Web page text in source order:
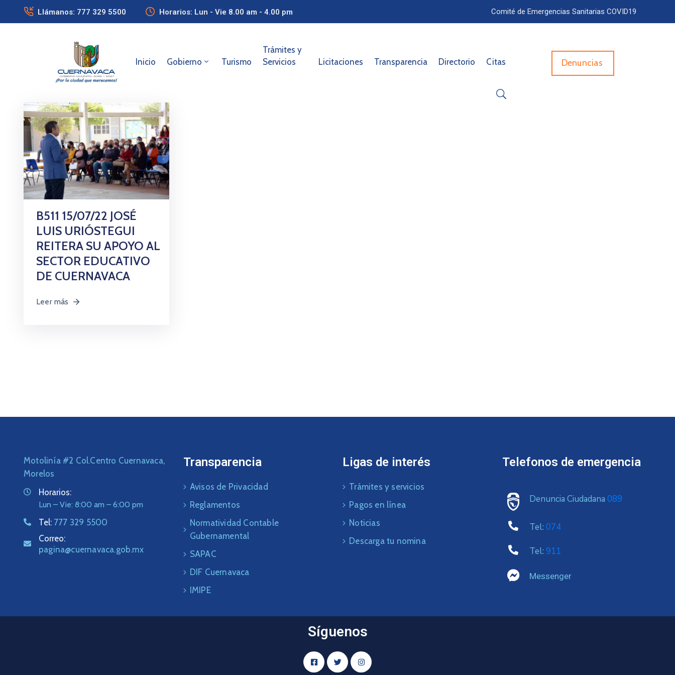
Llámanos: 777 329 5500 Horarios: Lun - Vie 8.00 am - 4.00 pm Comité de Emergencias Sanitarias COVID19
Inicio Gobierno Turismo
Trámites y
Servicios
Licitaciones Transparencia Directorio Citas Denuncias
B511 15/07/22 JOSÉ
LUIS URIÓSTEGUI
REITERA SU APOYO AL
SECTOR EDUCATIVO
DE CUERNAVACA
Leer más
Motolinía #2 Col.Centro Cuernavaca,
Morelos
Horarios:
Lun – Vie: 8:00 am – 6:00 pm
Tel: 777 329 5500
Correo:
pagina@cuernavaca.gob.mx
Transparencia
Avisos de Privacidad
Reglamentos
Normatividad Contable
Gubernamental
SAPAC
DIF Cuernavaca
IMIPE
Ligas de interés
Trámites y servicios
Pagos en línea
Noticias
Descarga tu nomina
Telefonos de emergencia
Denuncia Ciudadana 089
Tel: 074
Tel: 911
Messenger
Síguenos